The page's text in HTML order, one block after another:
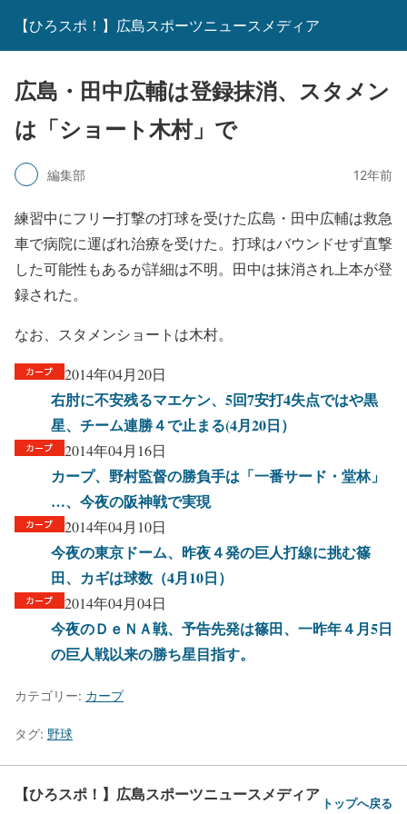
【ひろスポ！】広島スポーツニュースメディア
広島・田中広輔は登録抹消、スタメン
は「ショート木村」で
編集部 12年前
練習中にフリー打撃の打球を受けた広島・田中広輔は救急
車で病院に運ばれ治療を受けた。打球はバウンドせず直撃
した可能性もあるが詳細は不明。田中は抹消され上本が登
録された。
なお、スタメンショートは木村。
2014年04月20日
右肘に不安残るマエケン、5回7安打4失点ではや黒
星、チーム連勝４で止まる(4月20日）
2014年04月16日
カープ、野村監督の勝負手は「一番サード・堂林」
…、今夜の阪神戦で実現
2014年04月10日
今夜の東京ドーム、昨夜４発の巨人打線に挑む篠
田、カギは球数（4月10日）
2014年04月04日
今夜のＤｅＮＡ戦、予告先発は篠田、一昨年４月5日
の巨人戦以来の勝ち星目指す。
カテゴリー: カープ
タグ: 野球
【ひろスポ！】広島スポーツニュースメディア トップへ戻る